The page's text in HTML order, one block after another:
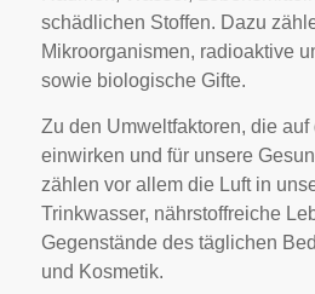
schädlichen Stoffen. Dazu
Mikroorganismen, radioaktive
sowie biologische Gifte.
Zu den Umweltfaktoren, die auf
einwirken und für unsere
zählen vor allem die Luft in
Trinkwasser, nährstoffreiche
Gegenstände des täglichen
und Kosmetik.